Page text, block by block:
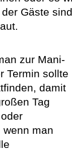
Gäste
zur Mani-
Termin sollte
damit
Tag
wenn man